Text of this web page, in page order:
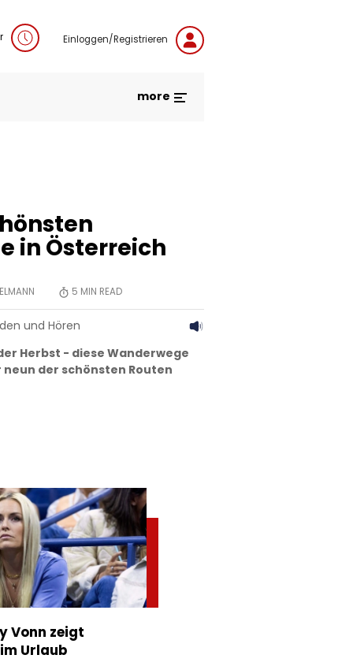
Einloggen/Registrieren
more
in Österreich
5 MIN READ
und Hören
Herbst - diese Wanderwege
der schönsten Routen
Vonn zeigt
Urlaub